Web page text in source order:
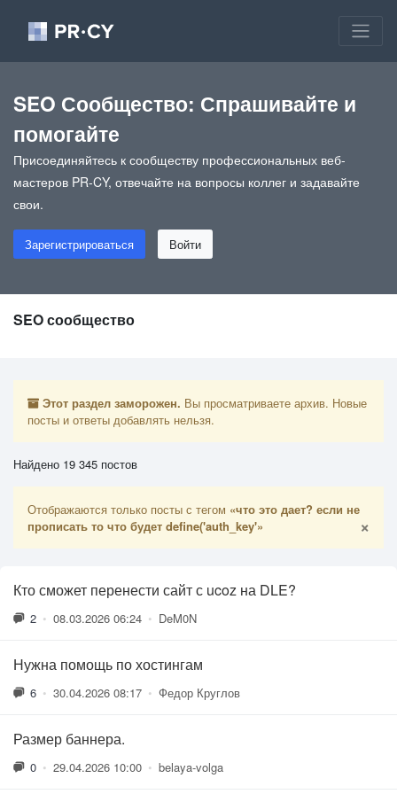
SEO Сообщество: Спрашивайте и
помогайте
Присоединяйтесь к сообществу профессиональных веб-
мастеров PR-CY, отвечайте на вопросы коллег и задавайте
свои.
Зарегистрироваться Войти
SEO сообщество
Этот раздел заморожен. Вы просматриваете архив. Новые
посты и ответы добавлять нельзя.
Найдено 19 345 постов
Отображаются только посты с тегом «что это дает? если не
прописать то что будет define('auth_key'»
×
Кто сможет перенести сайт с ucoz на DLE?
2 • 08.03.2026 06:24 • DeM0N
Нужна помощь по хостингам
6 • 30.04.2026 08:17 • Федор Круглов
Размер баннера.
0 • 29.04.2026 10:00 • belaya-volga